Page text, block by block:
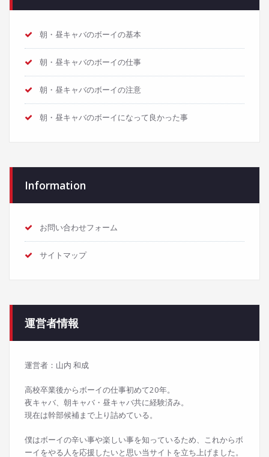
朝・昼キャバのボーイの基本
朝・昼キャバのボーイの仕事
朝・昼キャバのボーイの注意
朝・昼キャバのボーイになって良かった事
Information
お問い合わせフォーム
サイトマップ
運営者情報
運営者：山内 和成
高校卒業後からボーイの仕事初めて20年。
夜キャバ、朝キャバ・昼キャバ共に経験済み。
現在は幹部候補まで上り詰めている。
僕はボーイの辛い事や楽しい事を知っているため、これからボ
ーイをやる人を応援したいと思い当サイトを立ち上げました。